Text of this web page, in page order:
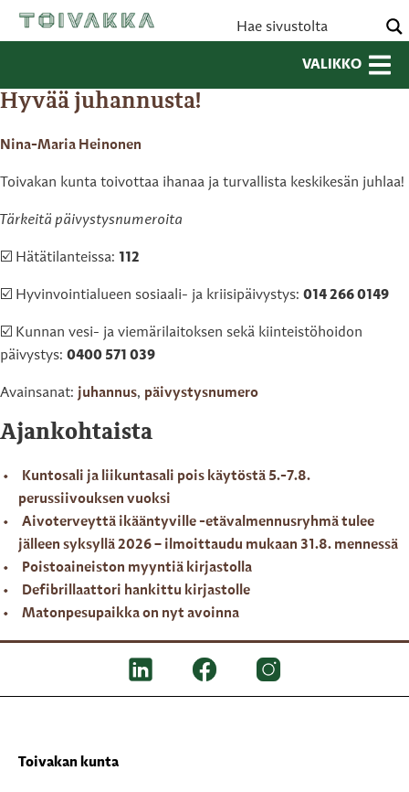
VALIKKO
Hyvää juhannusta!
Nina-Maria Heinonen
Toivakan kunta toivottaa ihanaa ja turvallista keskikesän juhlaa!
Tärkeitä päivystysnumeroita
☑️ Hätätilanteissa: 112
☑️ Hyvinvointialueen sosiaali- ja kriisipäivystys: 014 266 0149
☑️ Kunnan vesi- ja viemärilaitoksen sekä kiinteistöhoidon
päivystys: 0400 571 039
Avainsanat: juhannus, päivystysnumero
Ajankohtaista
Kuntosali ja liikuntasali pois käytöstä 5.-7.8.
perussiivouksen vuoksi
Aivoterveyttä ikääntyville -etävalmennusryhmä tulee
jälleen syksyllä 2026 – ilmoittaudu mukaan 31.8. mennessä
Poistoaineiston myyntiä kirjastolla
Defibrillaattori hankittu kirjastolle
Matonpesupaikka on nyt avoinna
Toivakan kunta